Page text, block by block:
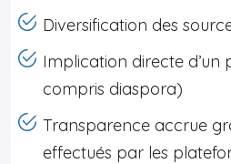
Diversification des
Implication directe d’un
compris diaspora)
Transparence accrue
effectués par les